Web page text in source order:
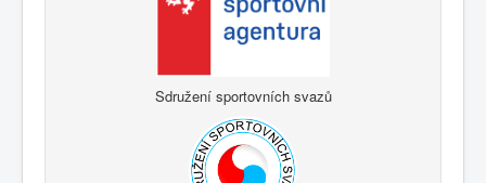
Sdružení sportovních svazů